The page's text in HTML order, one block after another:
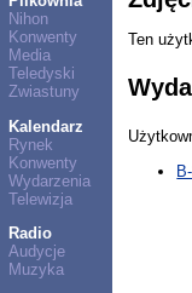
Nihon
Konwenty
Media
Teledyski
Zwiastuny
Kalendarz
Rynek
Konwenty
Wydarzenia
Telewizja
Radio
Audycje
Muzyka
Ten